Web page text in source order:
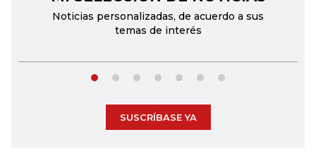
Noticias personalizadas, de acuerdo a sus
temas de interés
SUSCRÍBASE YA